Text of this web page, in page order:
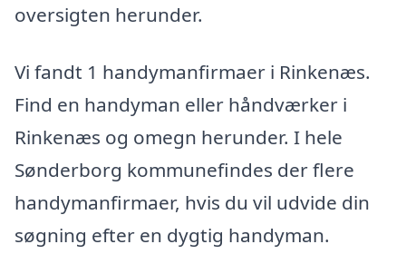
oversigten herunder.
Vi fandt 1 handymanfirmaer i Rinkenæs.
Find en handyman eller håndværker i
Rinkenæs og omegn herunder. I hele
Sønderborg kommunefindes der flere
handymanfirmaer, hvis du vil udvide din
søgning efter en dygtig handyman.